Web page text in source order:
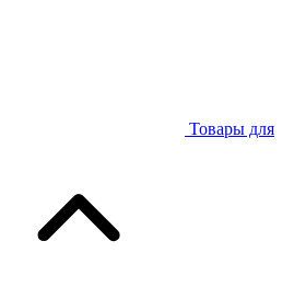
Товары для